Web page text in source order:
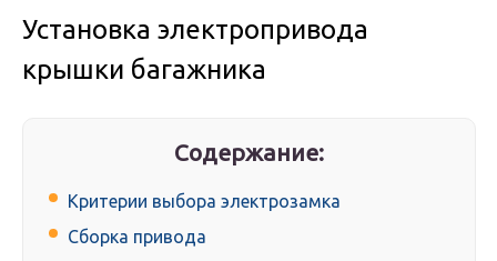
Установка электропривода
крышки багажника
Содержание:
Критерии выбора электрозамка
Сборка привода